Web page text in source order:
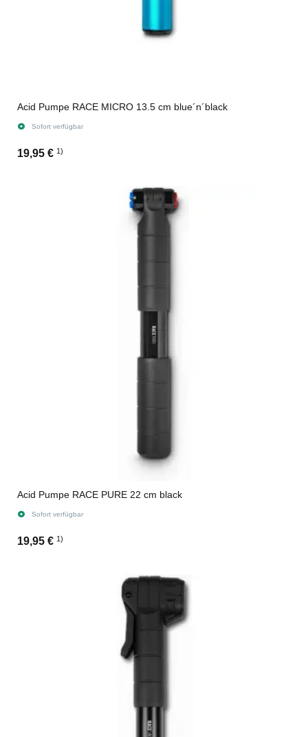
Acid Pumpe RACE MICRO 13.5 cm blue´n´black
Sofort verfügbar
19,95 € 1)
Acid Pumpe RACE PURE 22 cm black
Sofort verfügbar
19,95 € 1)